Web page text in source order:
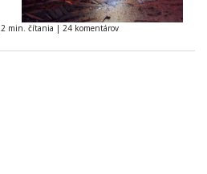
2 min. čítania | 24 komentárov